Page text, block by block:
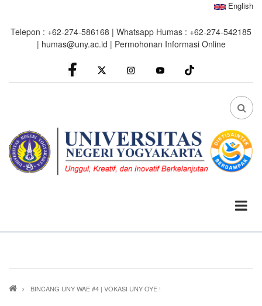
main
English
Telepon : +62-274-586168 | Whatsapp Humas : +62-274-542185
| humas@uny.ac.id | Permohonan Informasi Online
facebook
Instagram youtube
FA
Breadcrumb
BINCANG UNY WAE #4 | VOKASI UNY OYE !